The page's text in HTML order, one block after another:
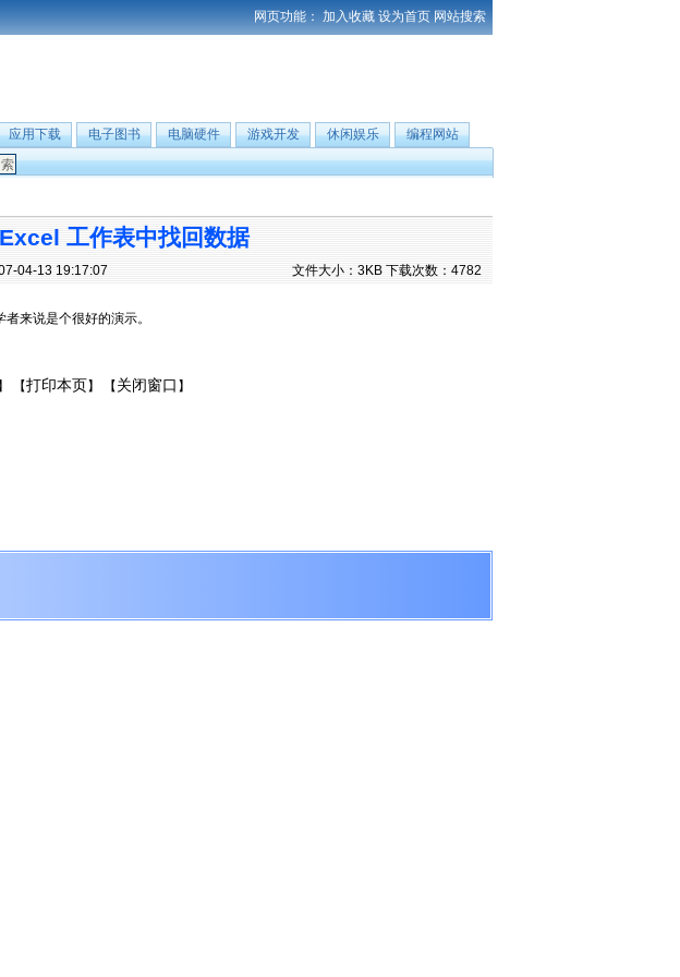
网页功能： 加入收藏 设为首页 网站搜索
应用下载 电子图书 电脑硬件 游戏开发 休闲娱乐
编程网站
工作表中找回数据
04-13 19:17:07 文件大小：3KB 下载次数：4782
来说是个很好的演示。
】 【打印本页】 【 关闭窗口 】